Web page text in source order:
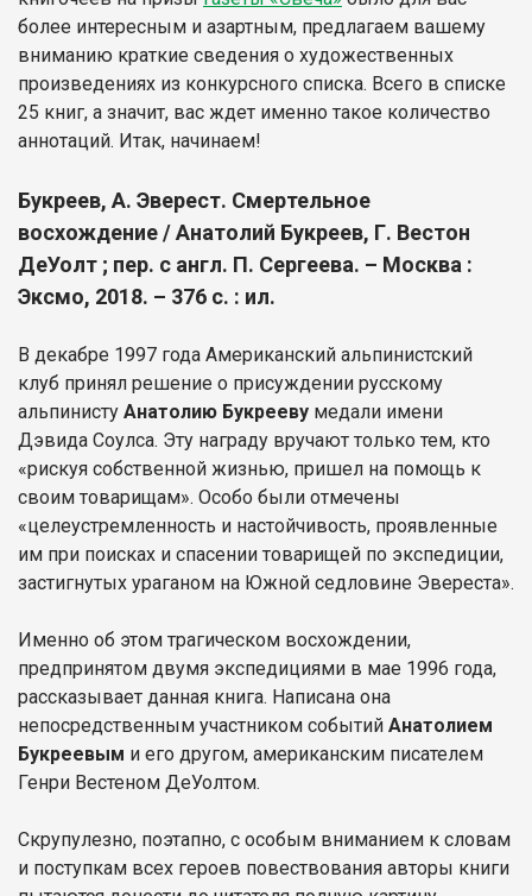
более интересным и азартным, предлагаем вашему
вниманию краткие сведения о художественных
произведениях из конкурсного списка. Всего в списке
25 книг, а значит, вас ждет именно такое количество
аннотаций. Итак, начинаем!
Букреев, А. Эверест. Смертельное
восхождение / Анатолий Букреев, Г. Вестон
ДеУолт ; пер. с англ. П. Сергеева. – Москва :
Эксмо, 2018. – 376 с. : ил.
В декабре 1997 года Американский альпинистский
клуб принял решение о присуждении русскому
альпинисту Анатолию Букрееву медали имени
Дэвида Соулса. Эту награду вручают только тем, кто
«рискуя собственной жизнью, пришел на помощь к
своим товарищам». Особо были отмечены
«целеустремленность и настойчивость, проявленные
им при поисках и спасении товарищей по экспедиции,
застигнутых ураганом на Южной седловине Эвереста».
Именно об этом трагическом восхождении,
предпринятом двумя экспедициями в мае 1996 года,
рассказывает данная книга. Написана она
непосредственным участником событий Анатолием
Букреевым и его другом, американским писателем
Генри Вестеном ДеУолтом.
Скрупулезно, поэтапно, с особым вниманием к словам
и поступкам всех героев повествования авторы книги